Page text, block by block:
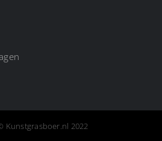
Kunstgrasboer.nl 2022